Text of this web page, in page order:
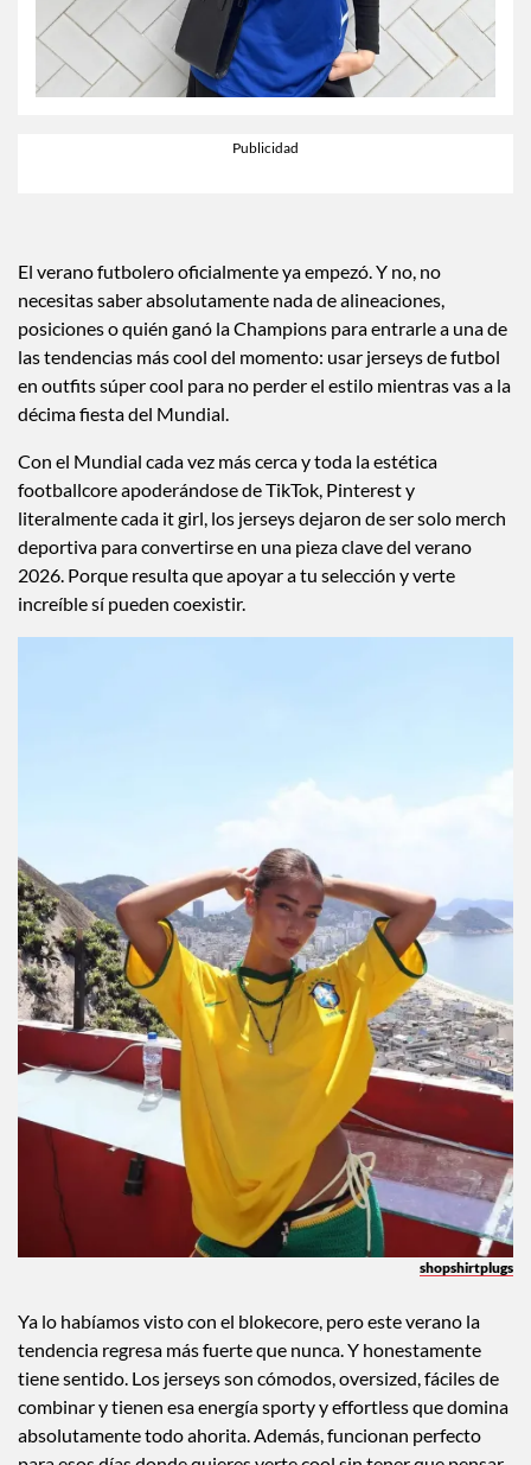
00:00Tiempo transcurrido: 0 segundos
El verano futbolero oficialmente ya empezó. Y no, no
necesitas saber absolutamente nada de alineaciones,
posiciones o quién ganó la Champions para entrarle a una de
las tendencias más cool del momento: usar jerseys de futbol
en outfits súper cool para no perder el estilo mientras vas a la
décima fiesta del Mundial.
Con el Mundial cada vez más cerca y toda la estética
footballcore apoderándose de TikTok, Pinterest y
literalmente cada it girl, los jerseys dejaron de ser solo merch
Ya lo habíamos visto con el blokecore, pero este verano la
tendencia regresa más fuerte que nunca. Y honestamente